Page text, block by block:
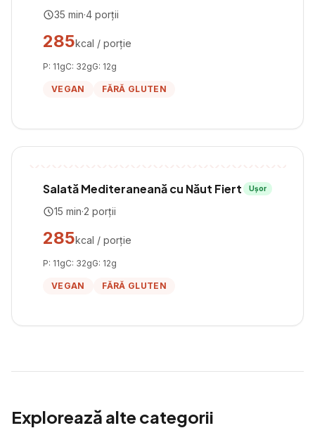
35 min·4 porții
285kcal / porție
P: 11gC: 32gG: 12g
VEGAN FĂRĂ GLUTEN
Salată Mediteraneană cu Năut Fiert Ușor
15 min·2 porții
285kcal / porție
P: 11gC: 32gG: 12g
VEGAN FĂRĂ GLUTEN
Explorează alte categorii